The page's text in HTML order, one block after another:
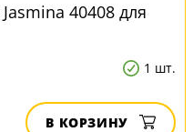
40408 для
1 шт.
В КОРЗИНУ